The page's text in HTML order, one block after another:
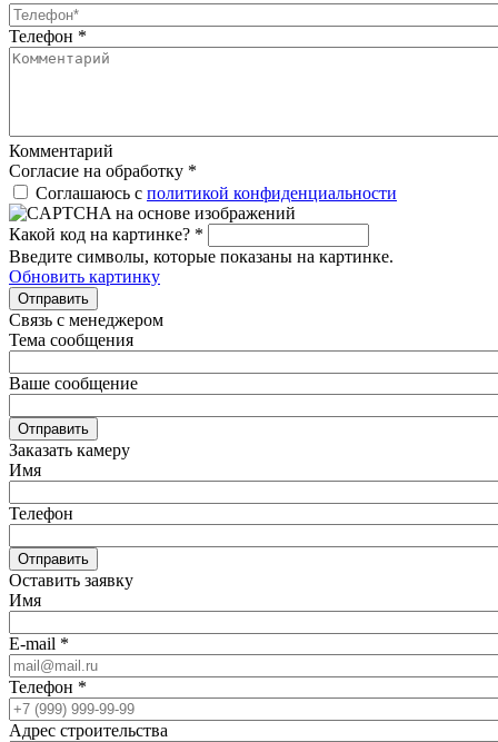
Телефон *
Комментарий
Согласие на обработку *
Соглашаюсь с политикой конфиденциальности
Какой код на картинке? *
Введите символы, которые показаны на картинке.
Обновить картинку
Отправить
Связь с менеджером
Тема сообщения
Ваше сообщение
Отправить
Заказать камеру
Имя
Телефон
Отправить
Оставить заявку
Имя
E-mail *
Телефон *
Адрес строительства